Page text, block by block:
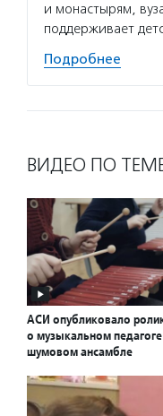
и монастырям,
поддерживает
Подробнее
ВИДЕО ПО
АСИ опубликовало
о музыкальном педагоге
шумовом ансамбле